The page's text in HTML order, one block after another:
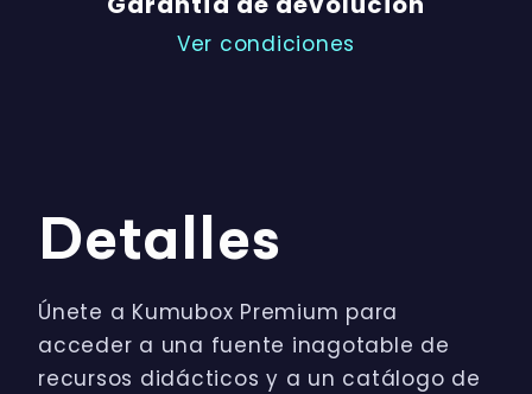
Ver condiciones
Detalles
Únete a Kumubox Premium para
acceder a una fuente inagotable de
recursos didácticos y a un catálogo de